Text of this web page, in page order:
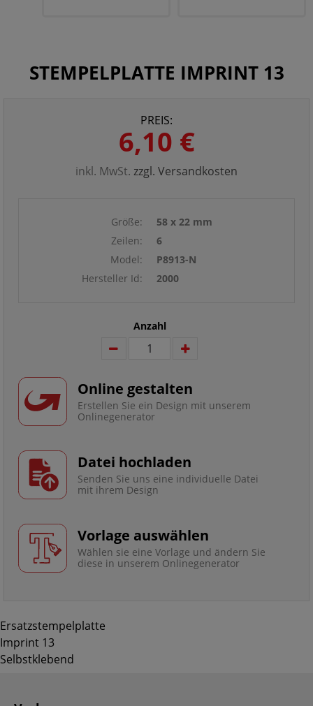
STEMPELPLATTE IMPRINT 13
PREIS:
6,10 €
inkl. MwSt. zzgl. Versandkosten
Größe:
58 x 22 mm
Zeilen:
6
Model:
P8913-N
Hersteller Id:
2000
Anzahl
Online gestalten
Erstellen Sie ein Design mit unserem
Onlinegenerator
Datei hochladen
Senden Sie uns eine individuelle Datei
mit ihrem Design
Vorlage auswählen
Wählen sie eine Vorlage und ändern Sie
diese in unserem Onlinegenerator
Ersatzstempelplatte
Imprint 13
Selbstklebend